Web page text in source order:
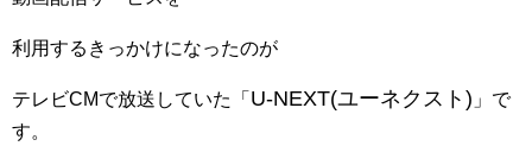
利用するきっかけになったのが
テレビCMで放送していた「 U-NEXT(ユーネクスト) 」で
す。